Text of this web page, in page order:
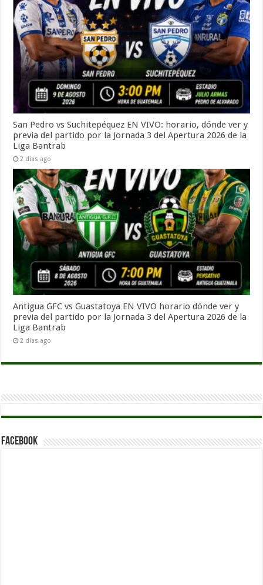
San Pedro vs Suchitepéquez EN VIVO: horario, dónde ver y
previa del partido por la Jornada 3 del Apertura 2026 de la
Liga Bantrab
2 días ago
Antigua GFC vs Guastatoya EN VIVO horario dónde ver y
previa del partido por la Jornada 3 del Apertura 2026 de la
Liga Bantrab
2 días ago
Facebook